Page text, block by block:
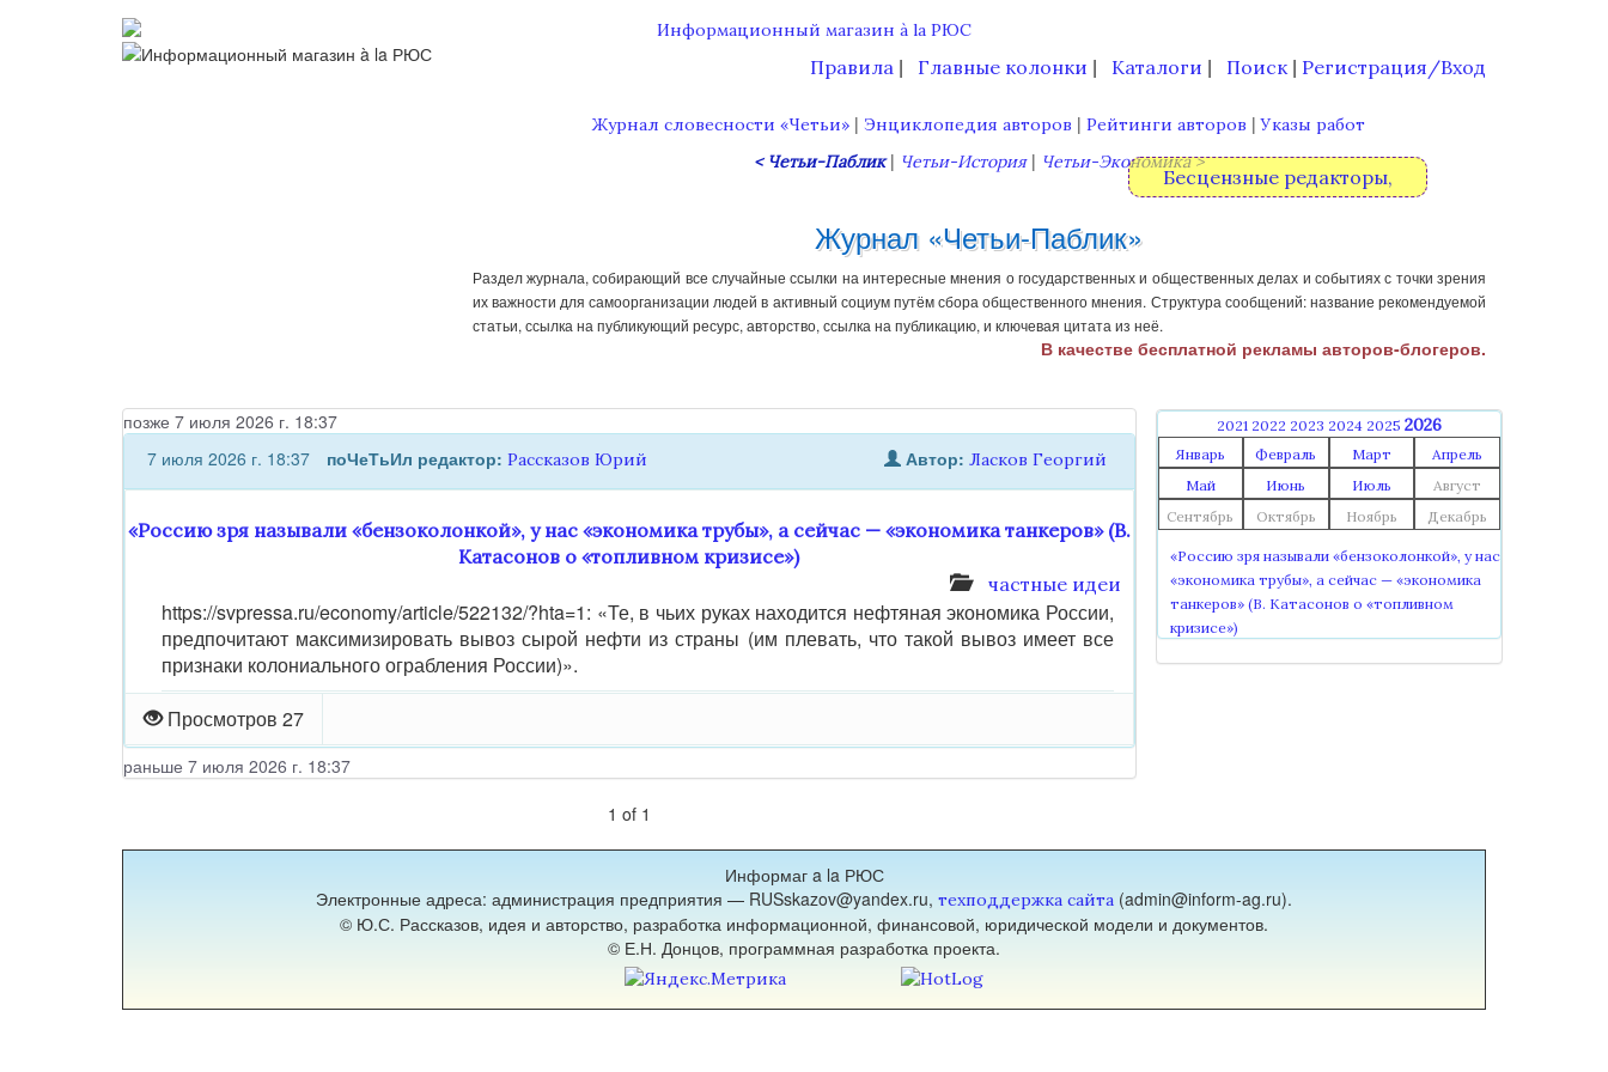
Правила Главные колонки Каталоги Поиск| Регистрация/Вход
Журнал словесности «Четьи» | Энциклопедия авторов |Рейтинги авторов |Указы работ
< Четьи-Паблик| Четьи-История| Четьи-Экономика >
Журнал «Четьи-Паблик»
Раздел журнала, собирающий все случайные ссылки на интересные мнения о государственных и общественных делах и событиях с точки зрения
их важности для самоорганизации людей в активный социум путём сбора общественного мнения. Структура сообщений: название рекомендуемой
статьи, ссылка на публикующий ресурс, авторство, ссылка на публикацию, и ключевая цитата из неё.
В качестве бесплатной рекламы авторов-блогеров.
Бесцензные
редакторы,
2021 2022 2023 2024 2025 2026
Январь Февраль Март
Апрель
Май
Июнь Июль
Август
Сентябрь
Октябрь Ноябрь Декабрь
«Россию зря называли «бензоколонкой», у нас
«экономика трубы», а сейчас — «экономика
танкеров» (В. Катасонов о «топливном
кризисе»)
позже 7 июля 2026 г. 18:37
7 июля 2026 г. 18:37
поЧеТьИл редактор: Рассказов Юрий Автор: Ласков Георгий
«Россию зря называли «бензоколонкой», у нас «экономика трубы», а сейчас — «экономика танкеров» (В.
Катасонов о «топливном кризисе»)
частные идеи
https://svpressa.ru/economy/article/522132/?hta=1: «Те, в чьих руках находится нефтяная экономика России,
предпочитают максимизировать вывоз сырой нефти из страны (им плевать, что такой вывоз имеет все
признаки колониального ограбления России)».
Просмотров 27
раньше 7 июля 2026 г. 18:37
1 of 1
Информаг a la РЮС
Электронные адреса: администрация предприятия — RUSskazov@yandex.ru, техподдержка сайта (admin@inform-ag.ru).
© Ю.С. Рассказов, идея и авторство, разработка информационной, финансовой, юридической модели и документов.
© Е.Н. Донцов, программная разработка проекта.